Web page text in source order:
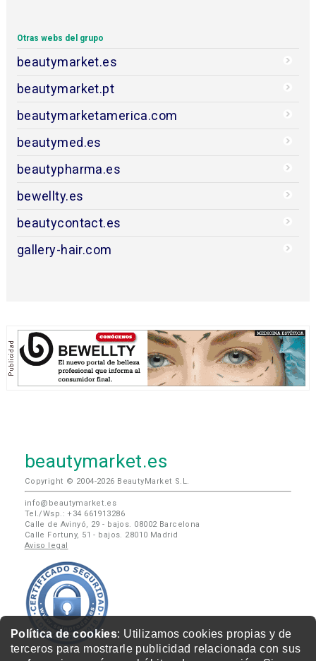
Política de cookies: Utilizamos cookies propias y de
terceros para mostrarle publicidad relacionada con sus
Otras webs del grupo
beautymarket.es
beautymarket.pt
beautymarketamerica.com
beautymed.es
beautypharma.es
bewellty.es
beautycontact.es
gallery-hair.com
beautymarket.es
Copyright © 2004-2026 BeautyMarket S.L.
info@beautymarket.es
Tel./Wsp.: +34 661913286
Calle de Avinyó, 29 - bajos. 08002 Barcelona
Calle Fortuny, 51 - bajos. 28010 Madrid
Aviso legal